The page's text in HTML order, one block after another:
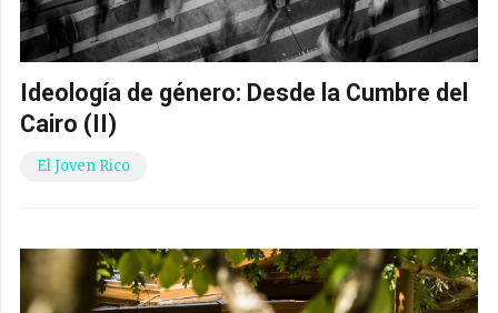
Ideología de género: Desde la Cumbre del
Cairo (II)
El Joven Rico